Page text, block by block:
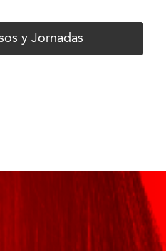
y Jornadas